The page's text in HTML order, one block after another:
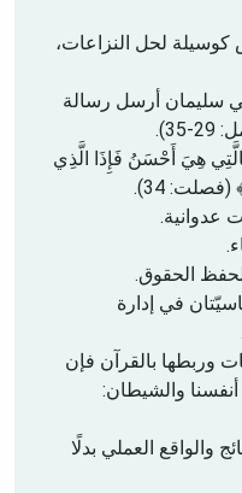
كوسيلة لحل النزاعات،
سليمان أرسل رسالة
هِيَ أَحْسَنُ فَإِذَا الَّذِي
34).
عدوانية.
لحفظ الحقوق.
في إدارة
وربطها بالقرآن فإن
والشيطان:
والواقع العملي بدلًا